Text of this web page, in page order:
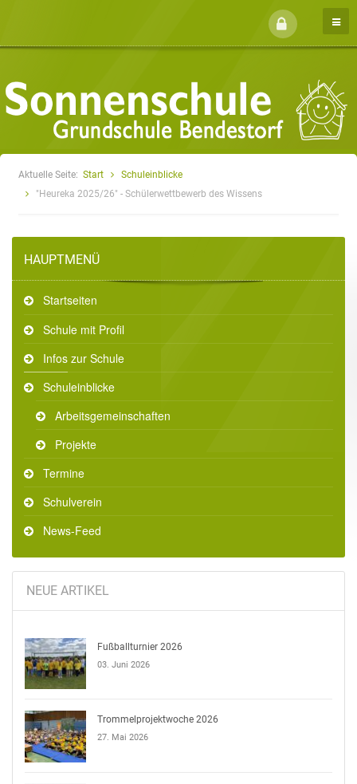
Aktuelle Seite: Start
Schuleinblicke
"Heureka 2025/26" - Schülerwettbewerb des Wissens
HAUPTMENÜ
Startseiten
Schule mit Profil
Infos zur Schule
Schuleinblicke
Arbeitsgemeinschaften
Projekte
Termine
Schulverein
News-Feed
NEUE ARTIKEL
Fußballturnier 2026
03. Juni 2026
Trommelprojektwoche 2026
27. Mai 2026